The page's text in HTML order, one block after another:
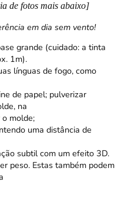
de fotos mais abaixo]
em dia sem vento!
grande (cuidado: a tinta
1m).
línguas de fogo, como
de papel; pulverizar
na
molde;
uma distância de
subtil com um efeito 3D.
peso. Estas também podem